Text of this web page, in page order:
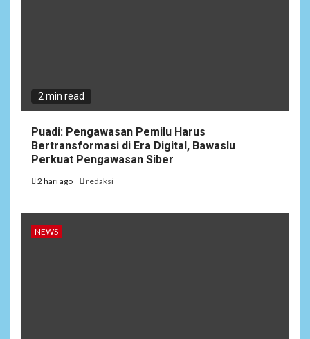
2 min read
Puadi: Pengawasan Pemilu Harus
Bertransformasi di Era Digital, Bawaslu
Perkuat Pengawasan Siber
2 hari ago redaksi
NEWS